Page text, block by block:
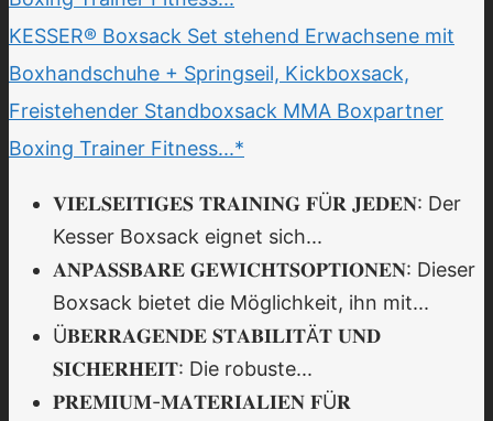
KESSER® Boxsack Set stehend Erwachsene mit
Boxhandschuhe + Springseil, Kickboxsack,
Freistehender Standboxsack MMA Boxpartner
Boxing Trainer Fitness...*
𝐕𝐈𝐄𝐋𝐒𝐄𝐈𝐓𝐈𝐆𝐄𝐒 𝐓𝐑𝐀𝐈𝐍𝐈𝐍𝐆 𝐅Ü𝐑 𝐉𝐄𝐃𝐄𝐍: Der
Kesser Boxsack eignet sich...
𝐀𝐍𝐏𝐀𝐒𝐒𝐁𝐀𝐑𝐄 𝐆𝐄𝐖𝐈𝐂𝐇𝐓𝐒𝐎𝐏𝐓𝐈𝐎𝐍𝐄𝐍: Dieser
Boxsack bietet die Möglichkeit, ihn mit...
Ü𝐁𝐄𝐑𝐑𝐀𝐆𝐄𝐍𝐃𝐄 𝐒𝐓𝐀𝐁𝐈𝐋𝐈𝐓Ä𝐓 𝐔𝐍𝐃
𝐒𝐈𝐂𝐇𝐄𝐑𝐇𝐄𝐈𝐓: Die robuste...
𝐏𝐑𝐄𝐌𝐈𝐔𝐌-𝐌𝐀𝐓𝐄𝐑𝐈𝐀𝐋𝐈𝐄𝐍 𝐅Ü𝐑